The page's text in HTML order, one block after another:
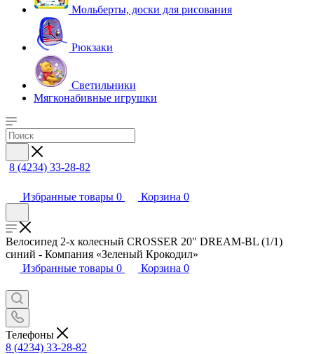
Мольберты, доски для рисования
Рюкзаки
Светильники
Мягконабивные игрушки
8 (4234) 33-28-82
Избранные товары 0 Корзина 0
Велосипед 2-х колесный CROSSER 20" DREAM-BL (1/1)
синий - Компания «Зеленый Крокодил»
Избранные товары 0 Корзина 0
Телефоны
8 (4234) 33-28-82